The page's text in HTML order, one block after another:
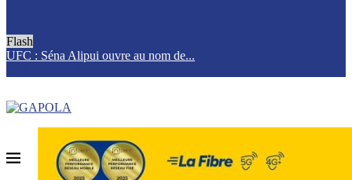
Flash
UFC : Séna Alipui ouvre au nom de...